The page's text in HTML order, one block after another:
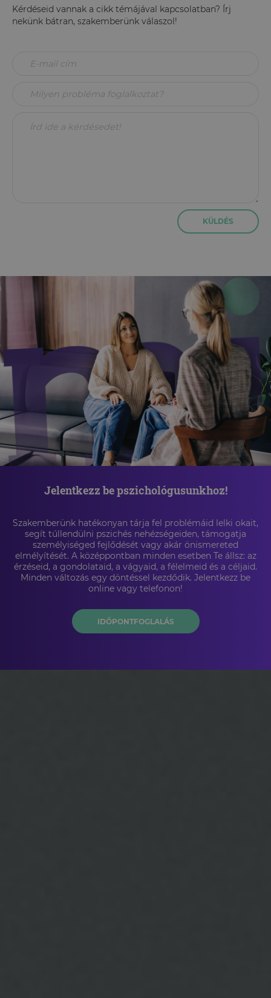
Kérdéseid vannak a cikk témájával kapcsolatban? Írj
nekünk bátran, szakemberünk válaszol!
KÜLDÉS
Jelentkezz be pszichológusunkhoz!
Szakemberünk hatékonyan tárja fel problémáid lelki okait,
segít túllendülni pszichés nehézségeiden, támogatja
személyiséged fejlődését vagy akár önismereted
elmélyítését. A középpontban minden esetben Te állsz: az
érzéseid, a gondolataid, a vágyaid, a félelmeid és a céljaid.
Minden változás egy döntéssel kezdődik. Jelentkezz be
online vagy telefonon!
IDŐPONTFOGLALÁS